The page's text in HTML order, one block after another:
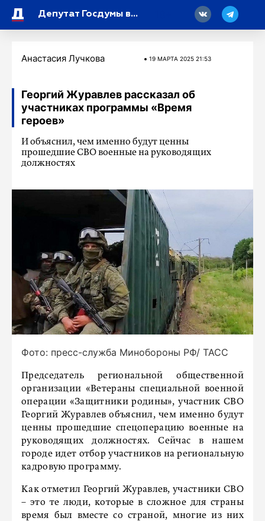
Депутат Госдумы высоко оценил историческую роль нового Дня воинской славы
Анастасия Лучкова 19 МАРТA 2025 21:53
Георгий Журавлев рассказал об
участниках программы «Время
героев»
И объяснил, чем именно будут ценны
прошедшие СВО военные на руководящих
должностях
Фото: пресс-служба Минобороны РФ/ ТАСС
Председатель региональной общественной
организации «Ветераны специальной военной
операции «Защитники родины», участник СВО
Георгий Журавлев объяснил, чем именно будут
ценны прошедшие спецоперацию военные на
руководящих должностях. Сейчас в нашем
городе идет отбор участников на региональную
кадровую программу.
Как отметил Георгий Журавлев, участники СВО
– это те люди, которые в сложное для страны
время был вместе со страной, многие из них